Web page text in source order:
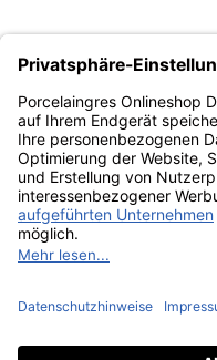
Note legali
Condizioni generali di
Informativa sulla Privacy
Lavora con noi